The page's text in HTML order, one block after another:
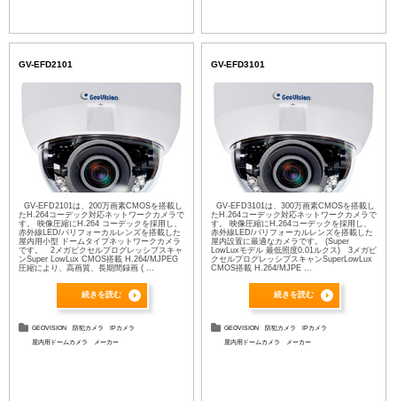
GV-EFD2101
GV-EFD2101は、200万画素CMOSを搭載し
たH.264コーデック対応ネットワークカメラで
す。 映像圧縮にH.264 コーデックを採用し、
赤外線LED/バリフォーカルレンズを搭載した
屋内用小型 ドームタイプネットワークカメラ
です。 2メガピクセルプログレッシブスキャ
ンSuper LowLux CMOS搭載 H.264/MJPEG
圧縮により、高画質、長期間録画 ( ...
続きを読む
GEOVISION 防犯カメラ IPカメラ
屋内用ドームカメラ メーカー
GV-EFD3101
GV-EFD3101は、300万画素CMOSを搭載し
たH.264コーデック対応ネットワークカメラで
す。 映像圧縮にH.264コーデックを採用し、
赤外線LED/バリフォーカルレンズを搭載した
屋内設置に最適なカメラです。 (Super
LowLuxモデル 最低照度0.01ルクス) 3メガピ
クセルプログレッシブスキャンSuperLowLux
CMOS搭載 H.264/MJPE ...
続きを読む
GEOVISION 防犯カメラ IPカメラ
屋内用ドームカメラ メーカー